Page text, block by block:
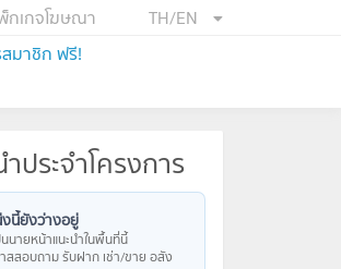
TH/EN
กเกจโฆษณา
มาชิก ฟรี!
ำประจำโครงการ
นี้ยังว่างอยู่
นายหน้าแนะนำในพื้นที่นี้
สสอบถาม รับฝาก เช่า/ขาย อสัง